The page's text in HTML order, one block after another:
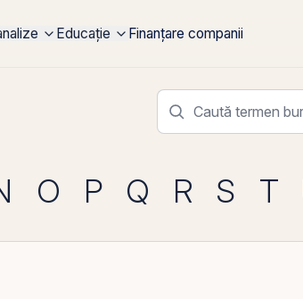
Educație Finanțare companii
O P Q R S T